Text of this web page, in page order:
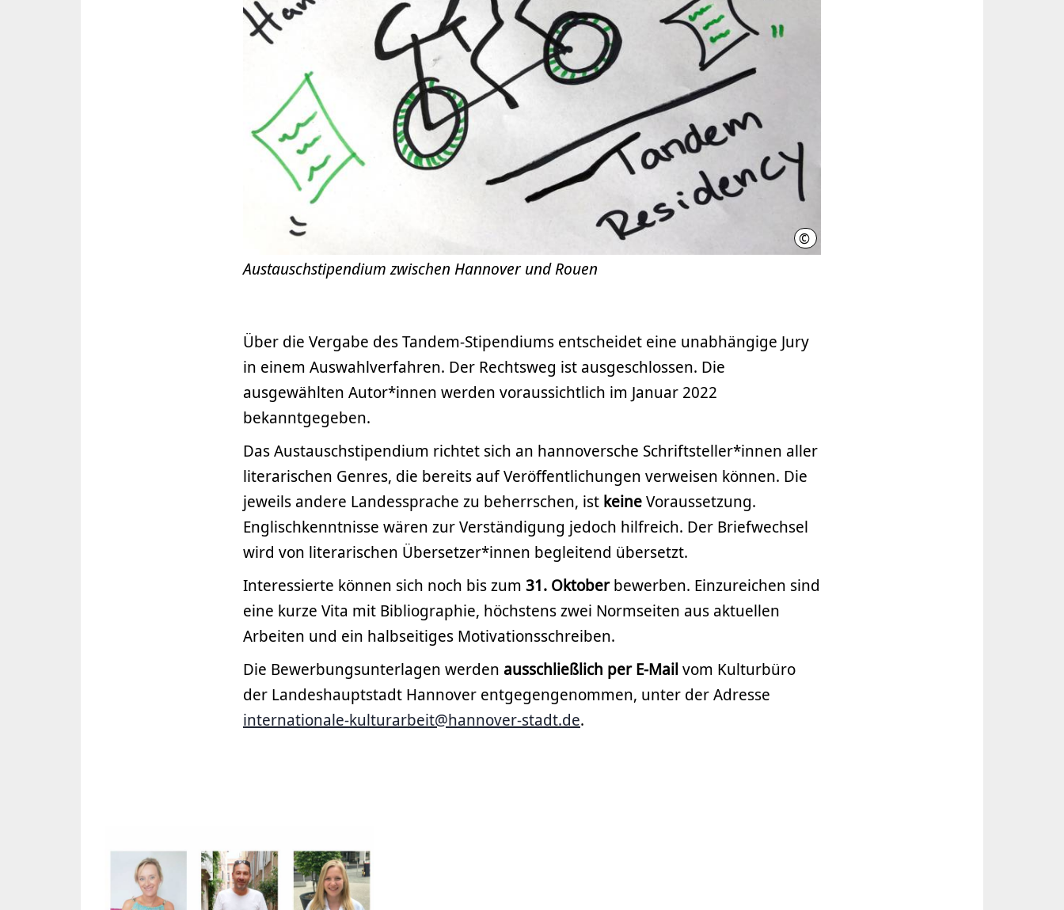
© Quelle: Kulturbüro Hannover
Austauschstipendium zwischen Hannover und Rouen
Über die Vergabe des Tandem-Stipendiums entscheidet eine unabhängige Jury
in einem Auswahlverfahren. Der Rechtsweg ist ausgeschlossen. Die
ausgewählten Autor*innen werden voraussichtlich im Januar 2022
bekanntgegeben.
Das Austauschstipendium richtet sich an hannoversche Schriftsteller*innen aller
literarischen Genres, die bereits auf Veröffentlichungen verweisen können. Die
jeweils andere Landessprache zu beherrschen, ist keineVoraussetzung.
Englischkenntnisse wären zur Verständigung jedoch hilfreich. Der Briefwechsel
wird von literarischen Übersetzer*innen begleitend übersetzt.
Interessierte können sich noch bis zum 31. Oktoberbewerben. Einzureichen sind
eine kurze Vita mit Bibliographie, höchstens zwei Normseiten aus aktuellen
Arbeiten und ein halbseitiges Motivationsschreiben.
Die Bewerbungsunterlagen werden ausschließlich per E-Mailvom Kulturbüro
der Landeshauptstadt Hannover entgegengenommen, unter der Adresse
internationale-kulturarbeit@hannover-stadt.de.